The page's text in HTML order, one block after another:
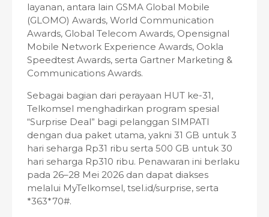
layanan, antara lain GSMA Global Mobile
(GLOMO) Awards, World Communication
Awards, Global Telecom Awards, Opensignal
Mobile Network Experience Awards, Ookla
Speedtest Awards, serta Gartner Marketing &
Communications Awards.
Sebagai bagian dari perayaan HUT ke-31,
Telkomsel menghadirkan program spesial
“Surprise Deal” bagi pelanggan SIMPATI
dengan dua paket utama, yakni 31 GB untuk 3
hari seharga Rp31 ribu serta 500 GB untuk 30
hari seharga Rp310 ribu. Penawaran ini berlaku
pada 26–28 Mei 2026 dan dapat diakses
melalui MyTelkomsel, tsel.id/surprise, serta
*363*70#.